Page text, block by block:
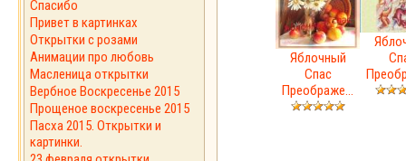
Спасибо
Привет в картинках
Открытки с розами
Анимации про любовь
Масленица открытки
Вербное Воскресенье 2015
Прощеное воскресенье 2015
Пасха 2015. Открытки и
картинки.
Яблочный
Спас
Преображе...